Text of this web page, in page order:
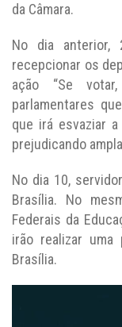
da Câmara.
No dia anterior,
recepcionar os
ação “Se
parlamentares
que irá esvaziar
prejudicando
No dia 10,
Brasília. No
Federais da
irão realizar uma
Brasília.